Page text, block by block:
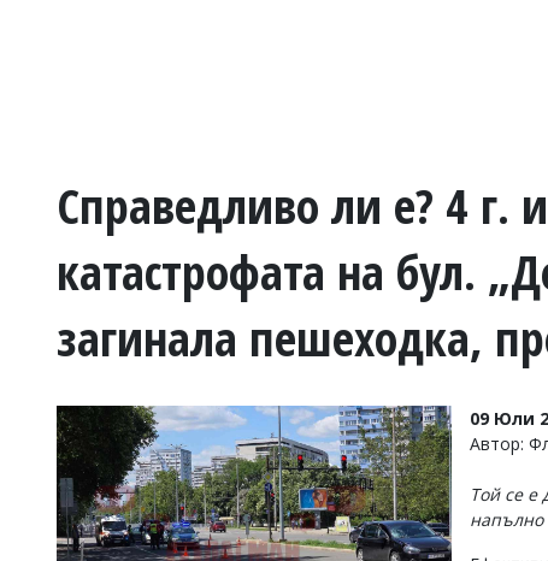
ВОЙНАТА
УКРАЙНА
СПОРТ
РАЗСЛЕДВАНЕ
БИЗНЕС
Управители:
Веселин
Василев,
Справедливо ли е? 4 г.
катастрофата на бул.
загинала пешеходка,
09 Юли
Автор:
Той се е
напълно